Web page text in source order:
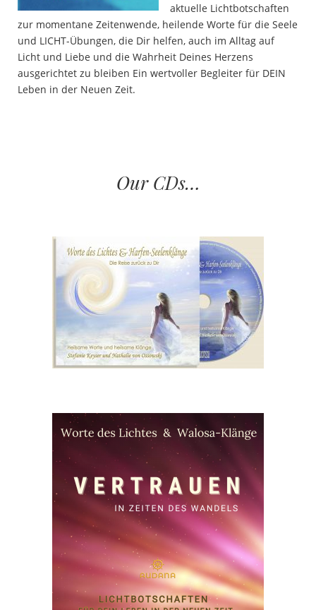
aktuelle Lichtbotschaften
zur momentane Zeitenwende, heilende Worte für die Seele
und LICHT-Übungen, die Dir helfen, auch im Alltag auf
Licht und Liebe und die Wahrheit Deines Herzens
ausgerichtet zu bleiben Ein wertvoller Begleiter für DEIN
Leben in der Neuen Zeit.
Our CDs…